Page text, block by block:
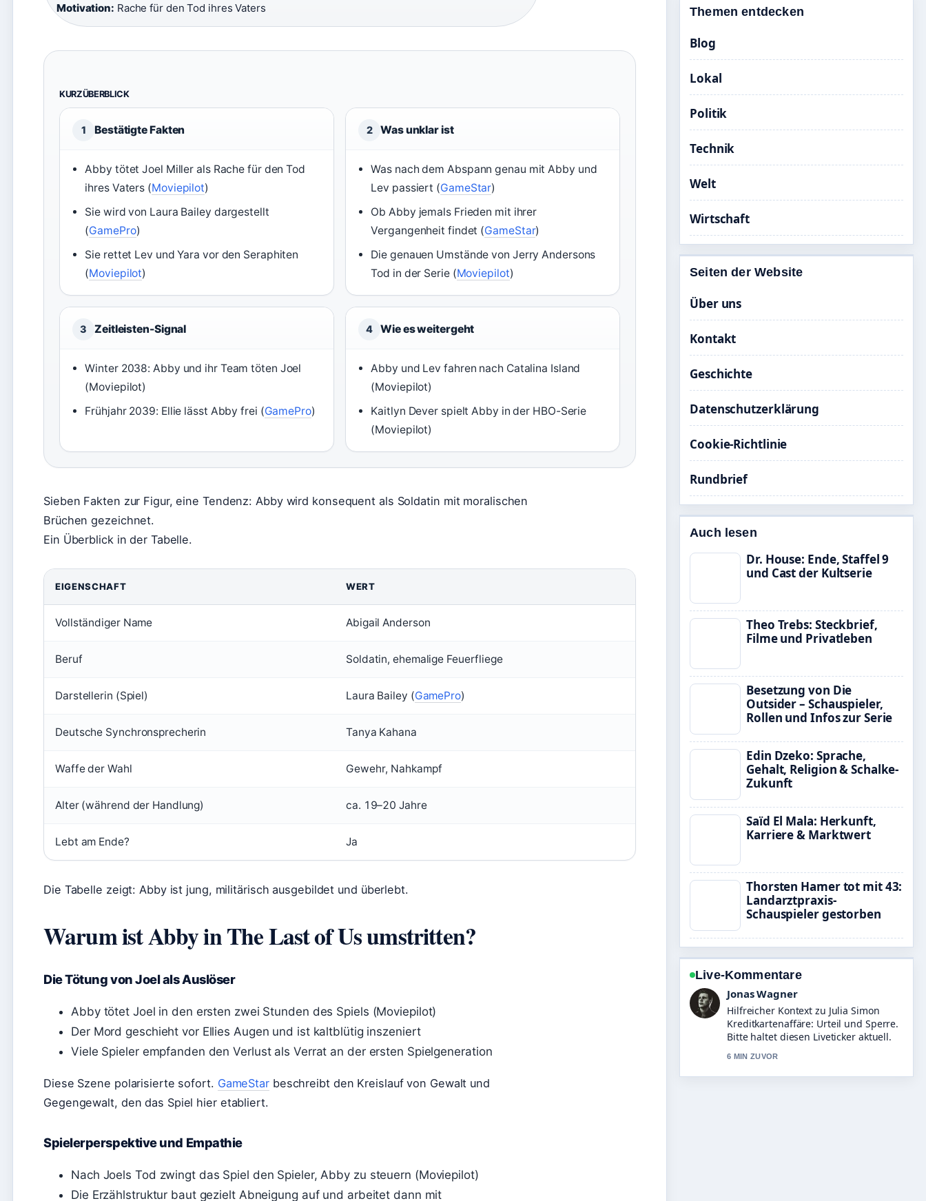
Motivation: Rache für den Tod ihres Vaters
KURZÜBERBLICK
1 Bestätigte Fakten
Abby tötet Joel Miller als Rache für den Tod
ihres Vaters (Moviepilot)
Sie wird von Laura Bailey dargestellt
(GamePro)
Sie rettet Lev und Yara vor den Seraphiten
(Moviepilot)
2 Was unklar ist
Was nach dem Abspann genau mit Abby und
Lev passiert (GameStar)
Ob Abby jemals Frieden mit ihrer
Vergangenheit findet (GameStar)
Die genauen Umstände von Jerry Andersons
Tod in der Serie (Moviepilot)
3 Zeitleisten-Signal
Winter 2038: Abby und ihr Team töten Joel
(Moviepilot)
Frühjahr 2039: Ellie lässt Abby frei (GamePro)
4 Wie es weitergeht
Abby und Lev fahren nach Catalina Island
(Moviepilot)
Kaitlyn Dever spielt Abby in der HBO-Serie
(Moviepilot)
Sieben Fakten zur Figur, eine Tendenz: Abby wird konsequent als Soldatin mit moralischen
Brüchen gezeichnet.
Ein Überblick in der Tabelle.
EIGENSCHAFT WERT
Vollständiger Name Abigail Anderson
Beruf Soldatin, ehemalige Feuerfliege
Darstellerin (Spiel) Laura Bailey (GamePro)
Deutsche Synchronsprecherin Tanya Kahana
Waffe der Wahl Gewehr, Nahkampf
Alter (während der Handlung) ca. 19–20 Jahre
Lebt am Ende? Ja
Die Tabelle zeigt: Abby ist jung, militärisch ausgebildet und überlebt.
Warum ist Abby in The Last of Us umstritten?
Die Tötung von Joel als Auslöser
Abby tötet Joel in den ersten zwei Stunden des Spiels (Moviepilot)
Der Mord geschieht vor Ellies Augen und ist kaltblütig inszeniert
Viele Spieler empfanden den Verlust als Verrat an der ersten Spielgeneration
Diese Szene polarisierte sofort. GameStarbeschreibt den Kreislauf von Gewalt und
Gegengewalt, den das Spiel hier etabliert.
Spielerperspektive und Empathie
Nach Joels Tod zwingt das Spiel den Spieler, Abby zu steuern (Moviepilot)
Die Erzählstruktur baut gezielt Abneigung auf und arbeitet dann mit
Themen entdecken
Blog
Lokal
Politik
Technik
Welt
Wirtschaft
Seiten der Website
Über uns
Kontakt
Geschichte
Datenschutzerklärung
Cookie-Richtlinie
Rundbrief
Auch lesen
Dr. House: Ende, Staffel 9
und Cast der Kultserie
Theo Trebs: Steckbrief,
Filme und Privatleben
Besetzung von Die
Outsider – Schauspieler,
Rollen und Infos zur Serie
Edin Dzeko: Sprache,
Gehalt, Religion & Schalke-
Zukunft
Saïd El Mala: Herkunft,
Karriere & Marktwert
Thorsten Hamer tot mit 43:
Landarztpraxis-
Schauspieler gestorben
Live-Kommentare
Lena Schmidt
Die Berichterstattung zu Steffen
Baumgart: Gehalt, Entlassung &#038;
aktuelle Infos wirkt solide und sehr